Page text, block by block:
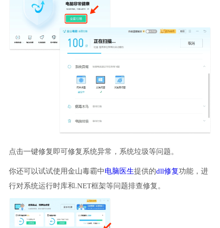
点击一键修复即可修复系统异常，系统垃圾等问题。
你还可以试试使用金山毒霸中电脑医生提供的dll修复功能，进
行对系统运行时库和.NET框架等问题排查修复。